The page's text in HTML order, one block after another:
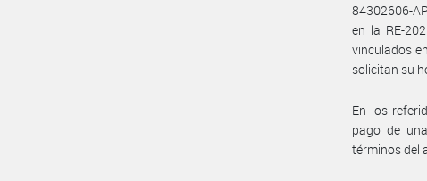
84302606-
en la RE-
vinculados
solicitan su
En los
pago de
términos del